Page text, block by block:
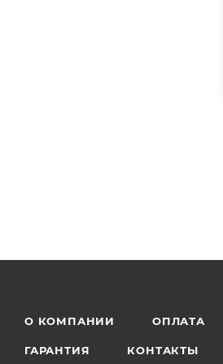
О КОМПАНИИ ОПЛАТА
ГАРАНТИЯ КОНТАКТЫ